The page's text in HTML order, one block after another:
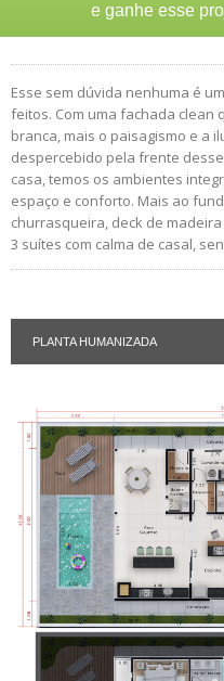
e ganhe esse
Esse sem dúvida nenhuma é
feitos. Com uma fachada clean
branca, mais o paisagismo e a
despercebido pela frente
casa, temos os ambientes
espaço e conforto. Mais ao
churrasqueira, deck de
3 suítes com calma de casal,
PLANTA HUMANIZADA